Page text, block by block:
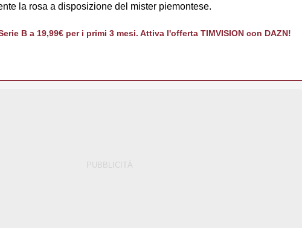
la rosa a disposizione del mister piemontese.
B a 19,99€ per i primi 3 mesi. Attiva l'offerta TIMVISION con DAZN!